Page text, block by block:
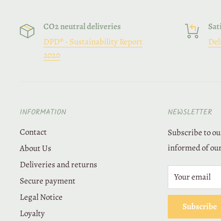
CO2 neutral deliveries
DPD® - Sustainability Report
2020
INFORMATION
Contact
About Us
Deliveries and returns
Secure payment
Legal Notice
Loyalty
NEWSLETTER
Subscribe to
informed of
Your email
Subscribe